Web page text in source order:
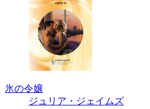
氷の令嬢
ジュリア・ジェイムズ